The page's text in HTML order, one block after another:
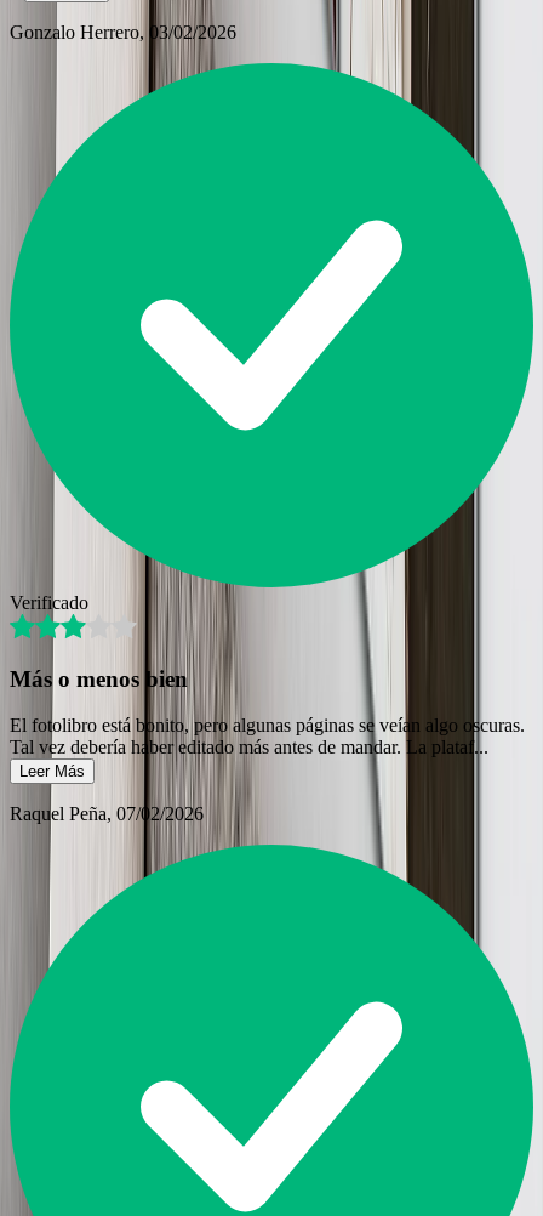
Gonzalo Herrero, 03/02/2026
Verificado
Más o menos bien
El fotolibro está bonito, pero algunas páginas se veían algo oscuras.
Tal vez debería haber editado más antes de mandar. La plataf...
Leer Más
Raquel Peña, 07/02/2026